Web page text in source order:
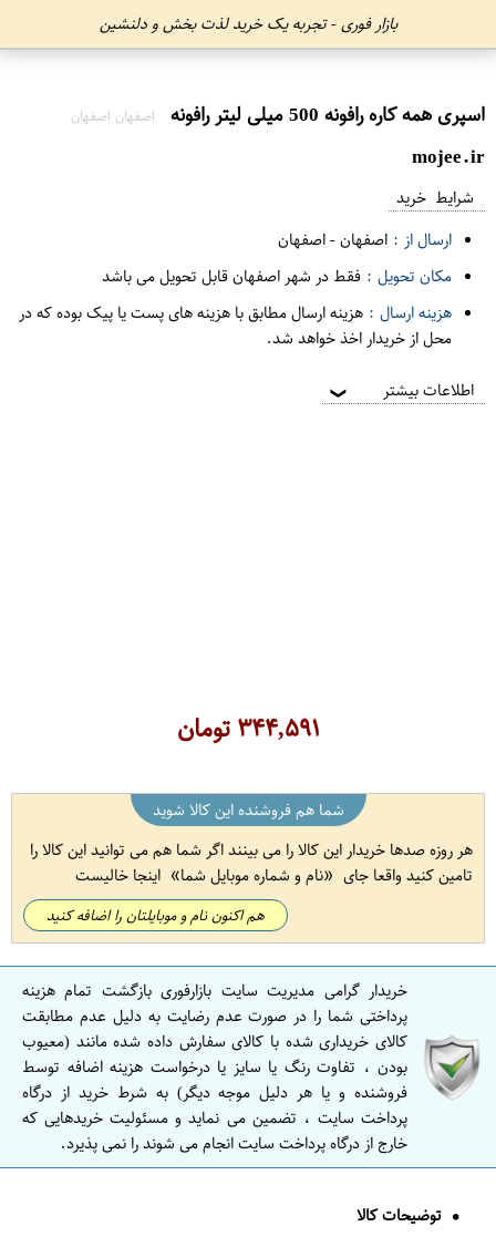
بازار فوری - تجربه یک خرید لذت بخش و دلنشین
اسپری همه کاره رافونه 500 میلی لیتر رافونه اصفهان اصفهان
mojee.ir
شرایط خرید
ارسال از : اصفهان-اصفهان
مکان تحویل : فقط در شهر اصفهان قابل تحویل می باشد
هزینه ارسال : هزینه ارسال مطابق با هزینه های پست یا پیک بوده که در
محل از خریدار اخذ خواهد شد.
اطلاعات بیشتر ❯
۳۴۴,۵۹۱تومان
شما هم فروشنده این کالا شوید
هر روزه صدها خریدار این کالا را می بینند اگر شما هم می توانید این کالا را
تامین کنید واقعا جای
نام و شماره موبایل شما اینجا خالیست
هم اکنون نام و موبایلتان را اضافه کنید
خریدار گرامی مدیریت سایت بازارفوری بازگشت تمام هزینه
پرداختی شما را در صورت عدم رضایت به دلیل عدم مطابقت
کالای خریداری شده با کالای سفارش داده شده مانند (معیوب
بودن ، تفاوت رنگ یا سایز یا درخواست هزینه اضافه توسط
فروشنده و یا هر دلیل موجه دیگر) به شرط خرید از درگاه
پرداخت سایت ، تضمین می نماید و مسئولیت خریدهایی که
خارج از درگاه پرداخت سایت انجام می شوند را نمی پذیرد.
توضیحات کالا